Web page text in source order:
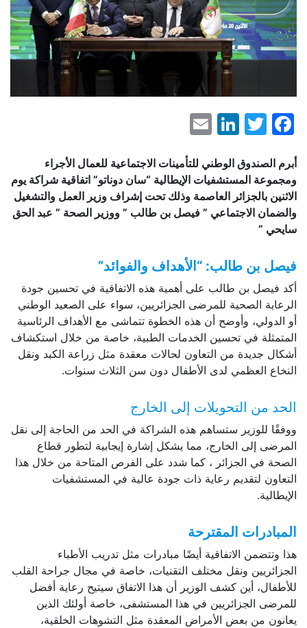
Facebook
Twitter
LinkedIn
أبرم الصندوق الوطني للتأمينات الاجتماعية للعمال الأجراء
ومجموعة المستشفيات الإيطالية “سان دوناتو” اتفاقية شراكة يوم
الاثنين بالجزائر العاصمة وذلك تحت إشراف وزير العمل والتشغيل
والضمان الاجتماعي ” فيصل بن طالب ” ووزير الصحة ” عبد الحق
سايحي ”
فيصل بن طالب: “الأهداف والفوائد”
أكد فيصل بن طالب على أهمية هذه الاتفاقية في تحسين جودة
الرعاية الصحية للمرضى الجزائريين، سواء على الصعيد الوطني
أو الدولي، وأوضح أن هذه الخطوة تتماشى مع الأهداف الرئاسية
المتمثلة في تحسين الخدمات الطبية، خاصة من خلال استكشاف
أشكال جديدة من التعاون لحالات معقدة مثل زراعة الكبد ونقل
النخاع العظمي لدى الأطفال دون سن الثلاث سنوات.
الحد من التحويلات إلى الخارج
ووفقًا للوزير ستساهم هذه الشراكة في الحد من الحاجة إلى نقل
المرضى إلى الخارج، مما يشكل إشارة إيجابية لتطور قطاع
الصحة في الجزائر ، كما شدد على الفرص المتاحة من خلال هذا
التعاون لتقديم رعاية ذات جودة عالية في المستشفيات
الإيطالية.
المبادرات المقترحة
هذا وتتضمن الاتفاقية أيضًا مبادرات مثل تدريب الأطباء
الجزائريين ونقل مختلف التقنيات، خاصة في مجال جراحة القلب
للأطفال، أين كشف الوزير أن هذا الاتفاق سيتيح رعاية أفضل
للمرضى الجزائريين في هذا المستشفى، خاصة أولئك الذين
يعانون من بعض الأمراض المعقدة مثل التشوهات الخلقية،